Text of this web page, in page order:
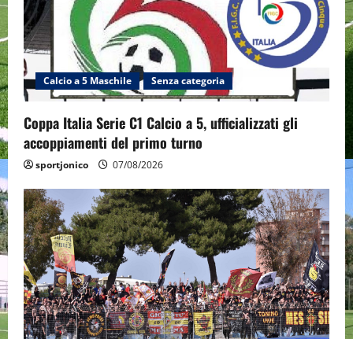
Calcio a 5 Maschile Senza categoria
Coppa Italia Serie C1 Calcio a 5, ufficializzati gli
accoppiamenti del primo turno
sportjonico 07/08/2026